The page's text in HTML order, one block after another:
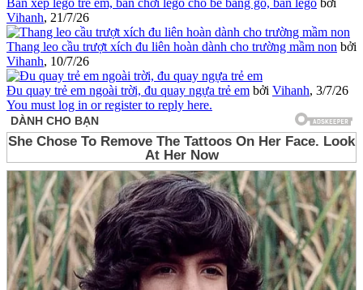
Vihanh, 21/7/26
Thang leo cầu trượt xích đu liên hoàn dành cho trường mầm non bởi
Vihanh, 10/7/26
Đu quay trẻ em ngoài trời, đu quay ngựa trẻ em bởi Vihanh, 3/7/26
You must log in or register to reply here.